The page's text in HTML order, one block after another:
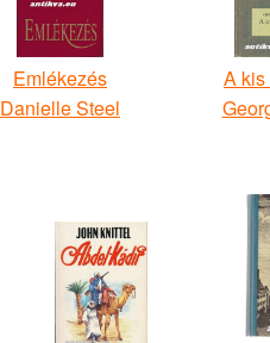
Emlékezés
Danielle Steel
A kis